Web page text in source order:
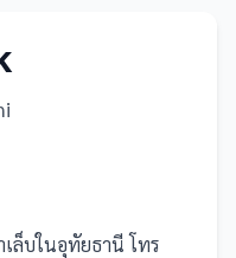
เล็บในอุทัยธานี โทร